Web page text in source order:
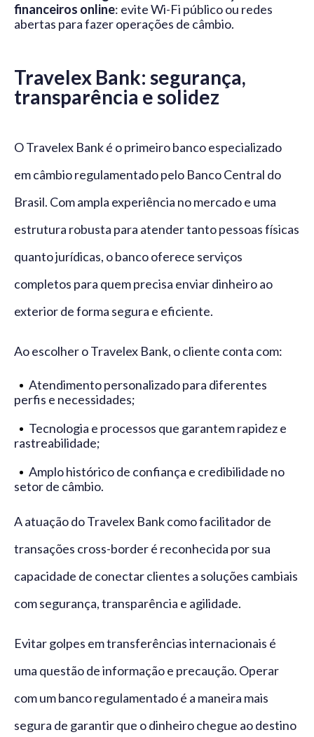
financeiros online: evite Wi-Fi público ou redes
abertas para fazer operações de câmbio.
Travelex Bank: segurança,
transparência e solidez
O Travelex Bank é o primeiro banco especializado
em câmbio regulamentado pelo Banco Central do
Brasil. Com ampla experiência no mercado e uma
estrutura robusta para atender tanto pessoas físicas
quanto jurídicas, o banco oferece serviços
completos para quem precisa enviar dinheiro ao
exterior de forma segura e eficiente.
Ao escolher o Travelex Bank, o cliente conta com:
Atendimento personalizado para diferentes
perfis e necessidades;
Tecnologia e processos que garantem rapidez e
rastreabilidade;
Amplo histórico de confiança e credibilidade no
setor de câmbio.
A atuação do Travelex Bank como facilitador de
transações cross-border é reconhecida por sua
capacidade de conectar clientes a soluções cambiais
com segurança, transparência e agilidade.
Evitar golpes em transferências internacionais é
uma questão de informação e precaução. Operar
com um banco regulamentado é a maneira mais
segura de garantir que o dinheiro chegue ao destino